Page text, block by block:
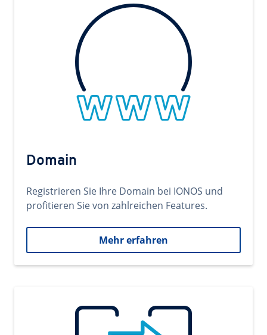
Domain
Registrieren Sie Ihre Domain bei IONOS und
profitieren Sie von zahlreichen Features.
Mehr erfahren